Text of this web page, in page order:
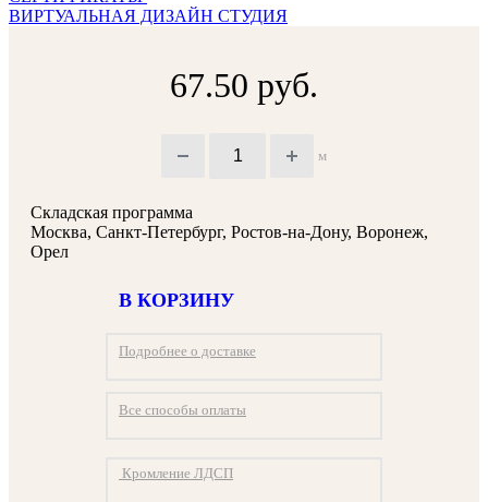
ВИРТУАЛЬНАЯ ДИЗАЙН СТУДИЯ
67.50 руб.
м
Складская программа
Москва, Санкт-Петербург, Ростов-на-Дону, Воронеж,
Орел
В КОРЗИНУ
Подробнее о доставке
Все способы оплаты
Кромление ЛДСП